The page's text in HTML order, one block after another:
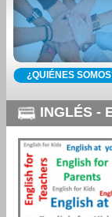
¿QUIÉNES
INGLÉS -